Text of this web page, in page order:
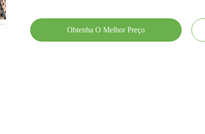
Obtenha O Melhor Preço